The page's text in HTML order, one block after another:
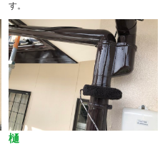
す。
樋